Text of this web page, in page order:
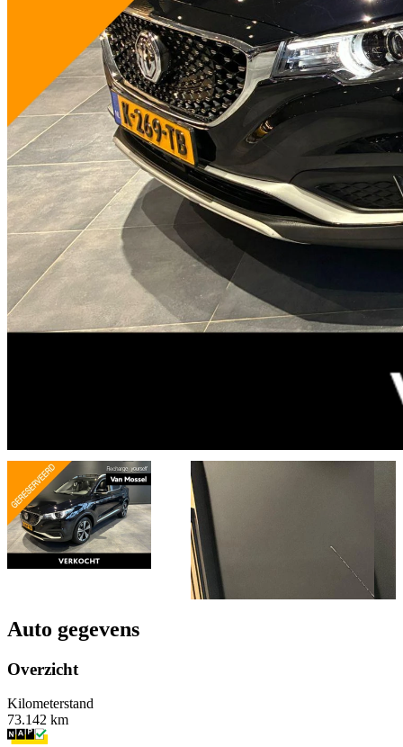
Auto gegevens
Overzicht
Kilometerstand
73.142 km